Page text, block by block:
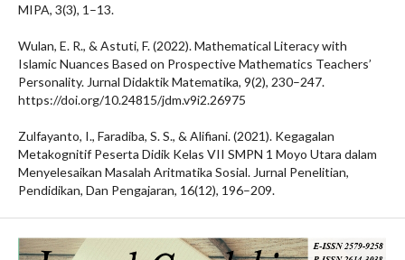
MIPA, 3(3), 1–13.
Wulan, E. R., & Astuti, F. (2022). Mathematical Literacy with
Islamic Nuances Based on Prospective Mathematics Teachers’
Personality. Jurnal Didaktik Matematika, 9(2), 230–247.
https://doi.org/10.24815/jdm.v9i2.26975
Zulfayanto, I., Faradiba, S. S., & Alifiani. (2021). Kegagalan
Metakognitif Peserta Didik Kelas VII SMPN 1 Moyo Utara dalam
Menyelesaikan Masalah Aritmatika Sosial. Jurnal Penelitian,
Pendidikan, Dan Pengajaran, 16(12), 196–209.